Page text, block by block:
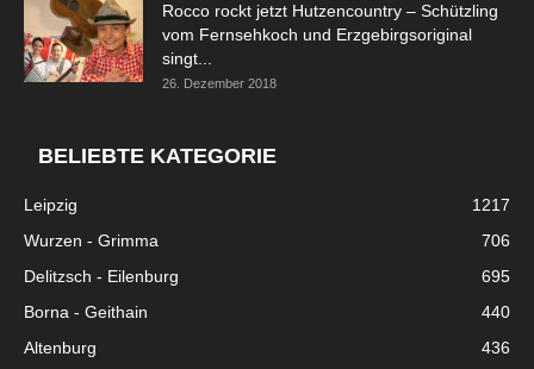
Rocco rockt jetzt Hutzencountry – Schützling
vom Fernsehkoch und Erzgebirgsoriginal
singt...
26. Dezember 2018
BELIEBTE KATEGORIE
Leipzig
1217
Wurzen - Grimma
706
Delitzsch - Eilenburg
695
Borna - Geithain
440
Altenburg
436